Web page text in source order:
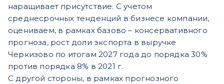
наращивает присутствие. С учетом
среднесрочных тенденций в бизнесе компании,
оцениваем, в рамках базово – консервативного
прогноза, рост доли экспорта в выручке
Черкизово по итогам 2027 года до порядка 30%
против порядка 8% в 2021 г.
С другой стороны, в рамках прогнозного